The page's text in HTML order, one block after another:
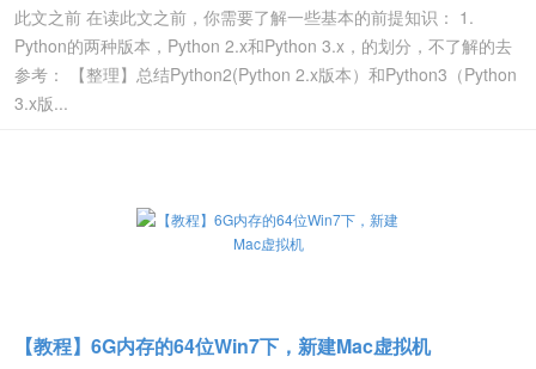
此文之前 在读此文之前，你需要了解一些基本的前提知识： 1.
Python的两种版本，Python 2.x和Python 3.x，的划分，不了解的去
参考： 【整理】总结Python2(Python 2.x版本）和Python3（Python
3.x版...
【教程】6G内存的64位Win7下，新建Mac虚拟机